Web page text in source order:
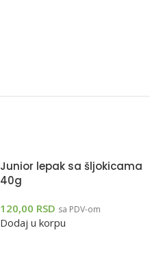
Junior lepak sa šljokicama
40g
120,00 RSD sa PDV-om
Dodaj u korpu